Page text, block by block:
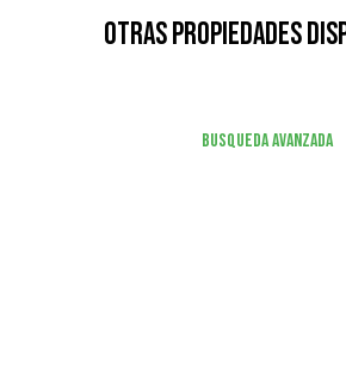
Otras Propiedades
Busqueda Avanzada